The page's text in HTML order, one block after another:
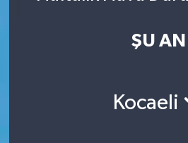
ŞU AN
Kocaeli
Son Dakika Haberleri